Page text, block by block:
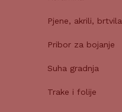
Pjene, akrili, brtvila
Pribor za bojanje
Suha gradnja
Trake i folije